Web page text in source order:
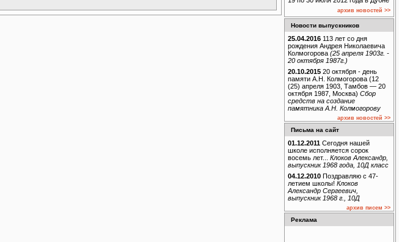
архив новостей >>
Новости выпускников
25.04.2016 113 лет со дня
рождения Андрея Николаевича
Колмогорова (25 апреля 1903г. -
20 октября 1987г.)
20.10.2015 20 октября - день
памяти А.Н. Колмогорова (12
(25) апреля 1903, Тамбов — 20
октября 1987, Москва) Сбор
средств на создание
памятника А.Н. Колмогорову
архив новостей >>
Письма на сайт
01.12.2011 Сегодня нашей
школе исполняется сорок
восемь лет... Клоков Александр,
выпускник 1968 года, 10Д класс
04.12.2010 Поздравляю с 47-
летием школы! Клоков
Александр Сергеевич,
выпускник 1968 г., 10Д
архив писем >>
Реклама